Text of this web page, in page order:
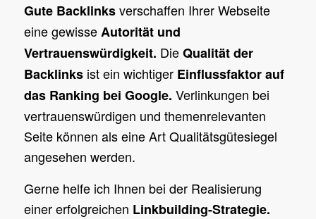
Gute Backlinksverschaffen Ihrer Webseite
eine gewisseAutorität und
Vertrauenswürdigkeit. DieQualität der
Backlinksist ein wichtiger Einflussfaktor auf
das Ranking bei Google. Verlinkungen bei
vertrauenswürdigen und themenrelevanten
Seite können als eine Art Qualitätsgütesiegel
angesehen werden.
Gerne helfe ich Ihnen bei der Realisierung
einer erfolgreichen Linkbuilding-Strategie.